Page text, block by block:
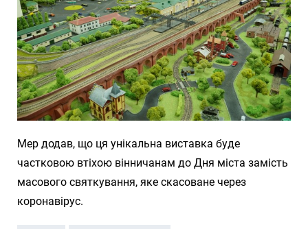
Мер додав, що ця унікальна виставка буде
частковою втіхою вінничанам до Дня міста замість
масового святкування, яке скасоване через
коронавірус.